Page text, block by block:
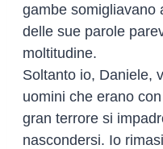
gambe somigliavano
delle sue parole
moltitudine.
Soltanto io, Daniele,
uomini che erano
gran terrore si
nascondersi. Io